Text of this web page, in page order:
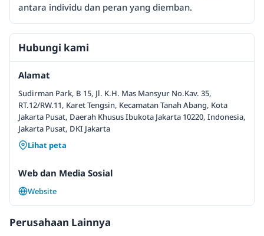
antara individu dan peran yang diemban.
Hubungi kami
Alamat
Sudirman Park, B 15, Jl. K.H. Mas Mansyur No.Kav. 35,
RT.12/RW.11, Karet Tengsin, Kecamatan Tanah Abang, Kota
Jakarta Pusat, Daerah Khusus Ibukota Jakarta 10220, Indonesia,
Jakarta Pusat, DKI Jakarta
Lihat peta
Web dan Media Sosial
Website
Perusahaan Lainnya